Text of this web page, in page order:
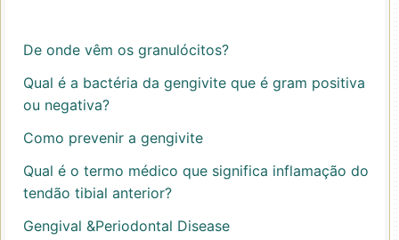
De onde vêm os granulócitos?
Qual é a bactéria da gengivite que é gram positiva
ou negativa?
Como prevenir a gengivite
Qual é o termo médico que significa inflamação do
tendão tibial anterior?
Gengival &Periodontal Disease